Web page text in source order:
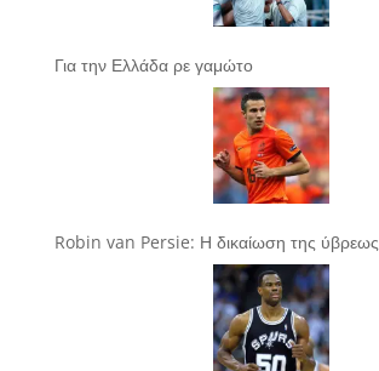
Για την Ελλάδα ρε γαμώτο
Robin van Persie: Η δικαίωση της ύβρεως